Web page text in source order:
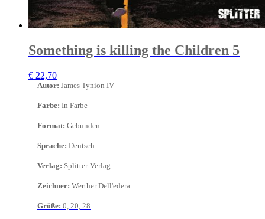
Something is killing the Children 5
€ 22,70
Autor: James Tynion IV
Farbe: In Farbe
Format: Gebunden
Sprache: Deutsch
Verlag: Splitter-Verlag
Zeichner: Werther Dell'edera
Größe: 0, 20, 28